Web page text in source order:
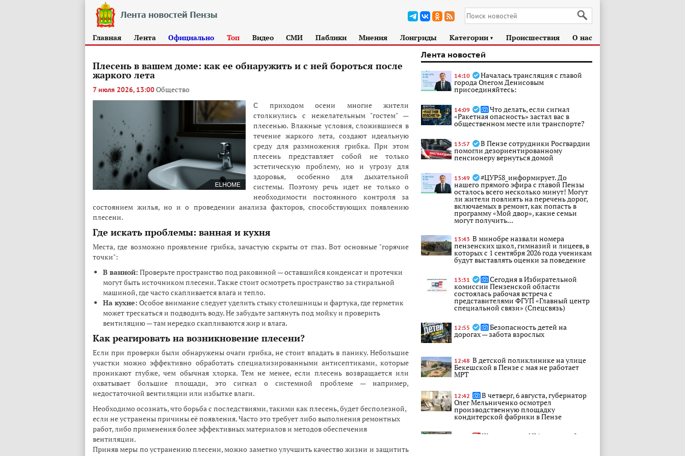
Главная Лента Официально Топ Видео СМИ Паблики Мнения Лонгриды Категории ► Происшествия О нас
Плесень в вашем доме: как ее обнаружить и с ней бороться после
жаркого лета
7 июля 2026, 13:00Общество
С приходом осени многие жители
столкнулись с нежелательным "гостем" —
плесенью. Влажные условия, сложившиеся в
течение жаркого лета, создают идеальную
среду для размножения грибка. При этом
плесень представляет собой не только
эстетическую проблему, но и угрозу для
здоровья, особенно для дыхательной
системы. Поэтому речь идет не только о
необходимости постоянного контроля за
состоянием жилья, но и о проведении анализа факторов, способствующих появлению
плесени.
Где искать проблемы: ванная и кухня
Места, где возможно проявление грибка, зачастую скрыты от глаз. Вот основные "горячие
точки":
В ванной: Проверьте пространство под раковиной — оставшийся конденсат и протечки
могут быть источником плесени. Также стоит осмотреть пространство за стиральной
машиной, где часто скапливается влага и тепло.
На кухне: Особое внимание следует уделить стыку столешницы и фартука, где герметик
может трескаться и подводить воду. Не забудьте заглянуть под мойку и проверить
вентиляцию — там нередко скапливаются жир и влага.
Как реагировать на возникновение плесени?
Если при проверки были обнаружены очаги грибка, не стоит впадать в панику. Небольшие
участки можно эффективно обработать специализированными антисептиками, которые
проникают глубже, чем обычная хлорка. Тем не менее, если плесень возвращается или
охватывает большие площади, это сигнал о системной проблеме — например,
недостаточной вентиляции или избытке влаги.
Необходимо осознать, что борьба с последствиями, такими как плесень, будет бесполезной,
если не устранены причины её появления. Часто это требует либо выполнения ремонтных
работ, либо применения более эффективных материалов и методов обеспечения
вентиляции.
Приняв меры по устранению плесени, можно заметно улучшить качество жизни и защитить
Лента новостей
14:10 Началась трансляция с главой
города Олегом Денисовым
присоединяйтесь:
14:09 Что делать, если сигнал
«Ракетная опасность» застал вас в
общественном месте или транспорте?
13:57 В Пензе сотрудники Росгвардии
помогли дезориентированному
пенсионеру вернуться домой
13:49 #ЦУР58_информирует. До
нашего прямого эфира с главой Пензы
осталось всего несколько минут! Могут
ли жители повлиять на перечень дорог,
включаемых в ремонт, как попасть в
программу «Мой двор», какие семьи
могут получить...
13:43 В минобре назвали номера
пензенских школ, гимназий и лицеев, в
которых с 1 сентября 2026 года ученикам
будут выставлять оценки за поведение
13:31 Сегодня в Избирательной
комиссии Пензенской области
состоялась рабочая встреча с
представителями ФГУП «Главный центр
специальной связи» (Спецсвязь)
12:55 Безопасность детей на
дорогах — забота взрослых
12:48 В детской поликлинике на улице
Бекешской в Пензе с мая не работает
МРТ
12:42 В четверг, 6 августа, губернатор
Олег Мельниченко осмотрел
производственную площадку
кондитерской фабрики в Пензе
Жители дома №6 на улице 9